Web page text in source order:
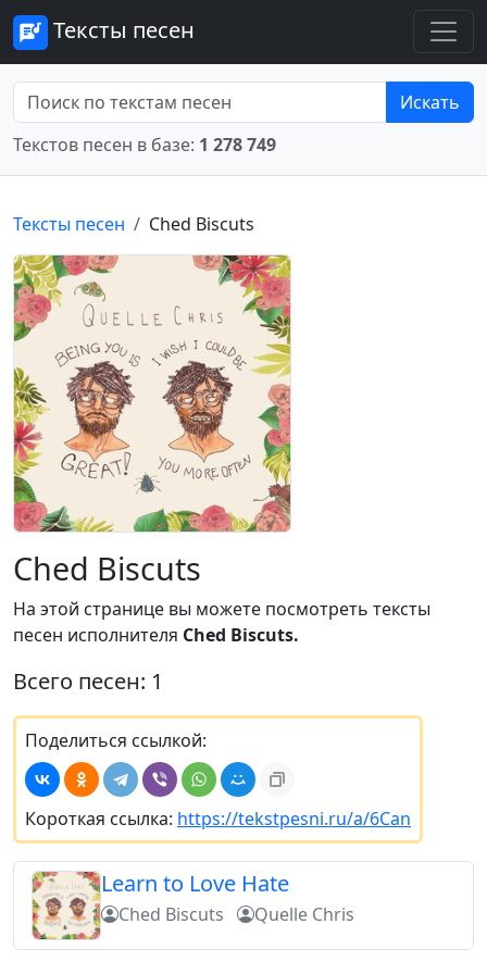
Тексты песен
Искать
Текстов песен в базе: 1 278 749
Тексты песен Ched Biscuts
Ched Biscuts
На этой странице вы можете посмотреть тексты
песен исполнителя Ched Biscuts.
Всего песен: 1
Поделиться ссылкой:
Короткая ссылка: https://tekstpesni.ru/a/6Can
Learn to Love Hate
Ched Biscuts Quelle Chris